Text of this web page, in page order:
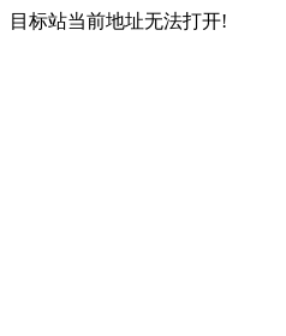
目标站当前地址无法打开!